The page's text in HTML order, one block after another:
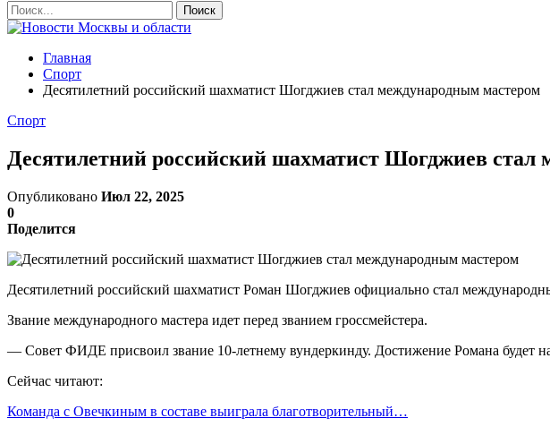
Главная
Спорт
Десятилетний российский шахматист Шогджиев стал международным мастером
Спорт
Десятилетний российский шахматист Шогджиев стал
Опубликовано Июл 22, 2025
0
Поделится
Десятилетний российский шахматист Роман Шогджиев официально стал
Звание международного мастера идет перед званием гроссмейстера.
— Совет ФИДЕ присвоил звание 10-летнему вундеркинду. Достижение Романа будет
Сейчас читают:
Команда с Овечкиным в составе выиграла благотворительный…